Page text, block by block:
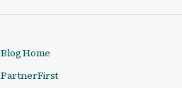
Blog Home
PartnerFirst